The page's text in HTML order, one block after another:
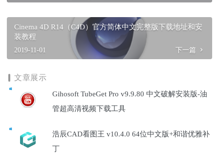
Cinema 4D R14（C4D）官方简体中文完整版下载地址和安
装教程
2019-11-01 下一篇
文章展示
Gihosoft TubeGet Pro v9.9.80 中文破解安装版-油
管超高清视频下载工具
浩辰CAD看图王 v10.4.0 64位中文版+和谐优雅补
丁